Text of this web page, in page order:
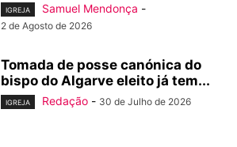
IGREJA Samuel Mendonça -
2 de Agosto de 2026
Tomada de posse canónica do
bispo do Algarve eleito já tem...
IGREJA Redação - 30 de Julho de 2026